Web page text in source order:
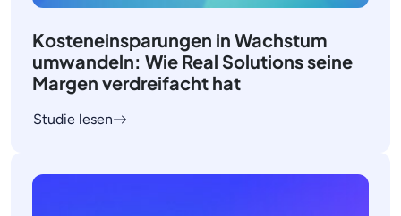
Kosteneinsparungen in Wachstum
umwandeln: Wie Real Solutions seine
Margen verdreifacht hat
Studie lesen